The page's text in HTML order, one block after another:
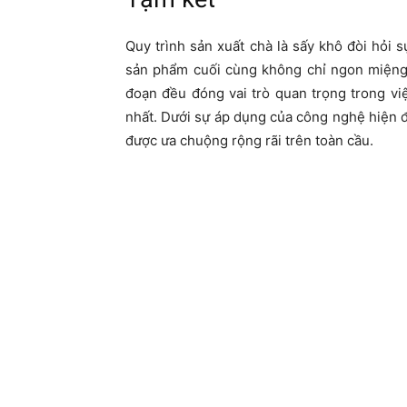
Quy trình sản xuất chà là sấy khô đòi hỏi
sản phẩm cuối cùng không chỉ ngon
đoạn đều đóng vai trò quan trọng trong
nhất. Dưới sự áp dụng của công nghệ hiện
được ưa chuộng rộng rãi trên toàn cầu.